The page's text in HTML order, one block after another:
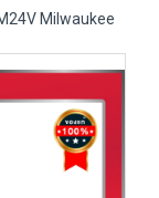
Milwaukee